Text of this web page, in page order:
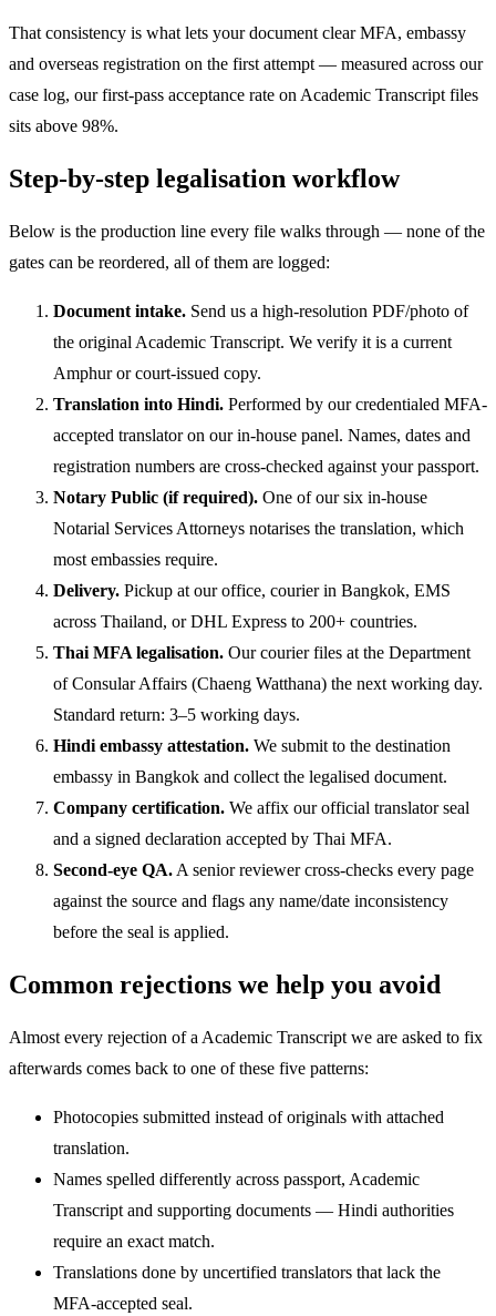
That consistency is what lets your document clear MFA, embassy
and overseas registration on the first attempt — measured across our
case log, our first-pass acceptance rate on Academic Transcript files
sits above 98%.
Step-by-step legalisation workflow
Below is the production line every file walks through — none of the
gates can be reordered, all of them are logged:
Document intake. Send us a high-resolution PDF/photo of
the original Academic Transcript. We verify it is a current
Amphur or court-issued copy.
Translation into Hindi. Performed by our credentialed MFA-
accepted translator on our in-house panel. Names, dates and
registration numbers are cross-checked against your passport.
Notary Public (if required). One of our six in-house
Notarial Services Attorneys notarises the translation, which
most embassies require.
Delivery. Pickup at our office, courier in Bangkok, EMS
across Thailand, or DHL Express to 200+ countries.
Thai MFA legalisation. Our courier files at the Department
of Consular Affairs (Chaeng Watthana) the next working day.
Standard return: 3–5 working days.
Hindi embassy attestation. We submit to the destination
embassy in Bangkok and collect the legalised document.
Company certification. We affix our official translator seal
and a signed declaration accepted by Thai MFA.
Second-eye QA. A senior reviewer cross-checks every page
against the source and flags any name/date inconsistency
before the seal is applied.
Common rejections we help you avoid
Almost every rejection of a Academic Transcript we are asked to fix
afterwards comes back to one of these five patterns:
Photocopies submitted instead of originals with attached
translation.
Names spelled differently across passport, Academic
Transcript and supporting documents — Hindi authorities
require an exact match.
Translations done by uncertified translators that lack the
MFA-accepted seal.